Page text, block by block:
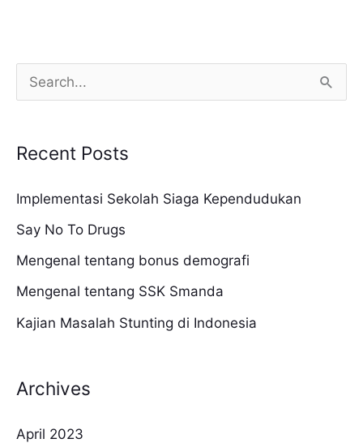
a
c
h
f
Recent Posts
Implementasi Sekolah Siaga Kependudukan
Say No To Drugs
Mengenal tentang bonus demografi
Mengenal tentang SSK Smanda
Kajian Masalah Stunting di Indonesia
Archives
April 2023